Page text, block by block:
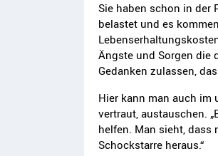
Sie haben schon in der
belastet und es
Ängste und Sorgen die
Gedanken zulassen,
Hier kann man auch im
vertraut, austauschen.
helfen. Man sieht,
Schockstarre heraus.“